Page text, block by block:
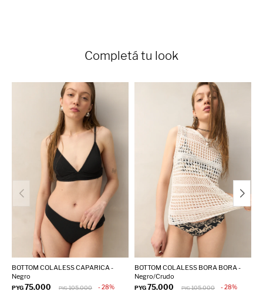
Completá tu look
BOTTOM COLALESS CAPARICA -
Negro
PYG75.000 PYG 105.000 28
BOTTOM COLALESS BORA BORA -
Negro/Crudo
PYG75.000 PYG 105.000 28